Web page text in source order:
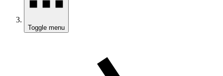
Toggle menu